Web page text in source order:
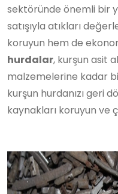
sektöründe önemli bir
satışıyla atıkları
koruyun hem de
hurdalar, kurşun asit
malzemelerine kadar
kurşun hurdanızı geri
kaynakları koruyun ve